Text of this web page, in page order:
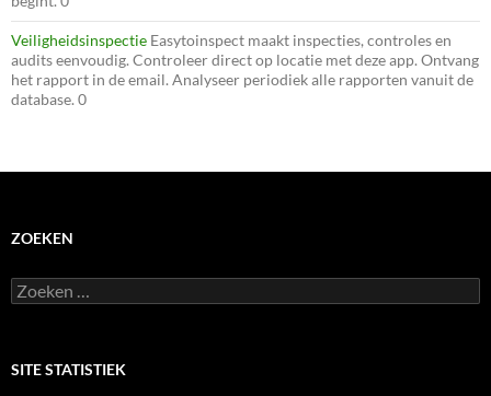
Veiligheidsinspectie Easytoinspect maakt inspecties, controles en
audits eenvoudig. Controleer direct op locatie met deze app. Ontvang
het rapport in de email. Analyseer periodiek alle rapporten vanuit de
database. 0
ZOEKEN
Zoeken
naar:
SITE STATISTIEK